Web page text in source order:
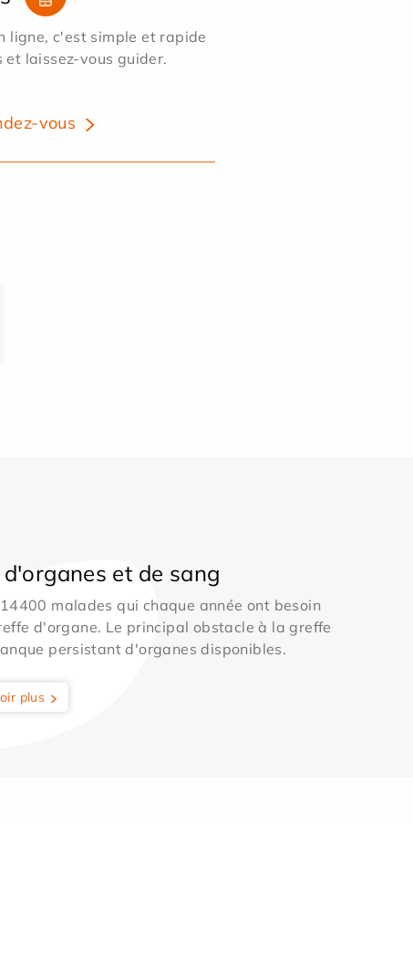
ligne, c'est simple et rapide
et laissez-vous guider.
vous
et de sang
malades qui chaque année ont besoin
d'organe. Le principal obstacle à la greffe
persistant d'organes disponibles.
plus